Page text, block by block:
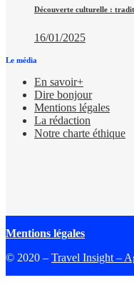
Découverte culturelle :
16/01/2025
Le média
En savoir+
Dire bonjour
Mentions légales
La rédaction
Notre charte éthique
Mentions légales
© 2020 – Travel Insight –